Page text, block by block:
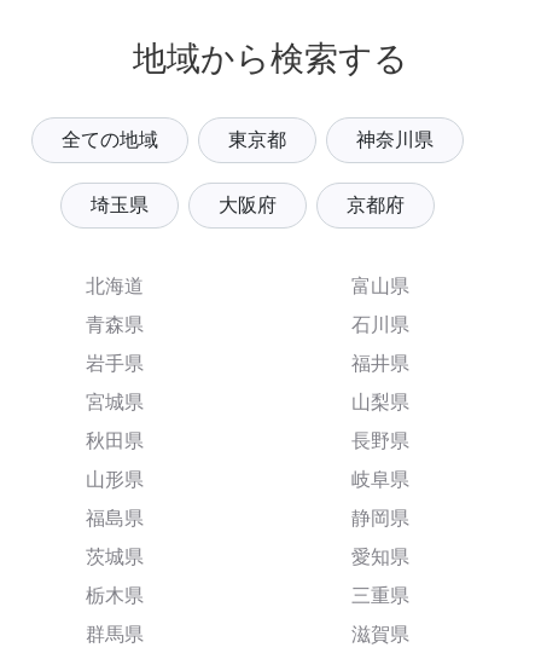
地域から検索する
全ての地域 東京都 神奈川県
埼玉県 大阪府 京都府
北海道
青森県
岩手県
宮城県
秋田県
山形県
福島県
茨城県
栃木県
群馬県
富山県
石川県
福井県
山梨県
長野県
岐阜県
静岡県
愛知県
三重県
滋賀県